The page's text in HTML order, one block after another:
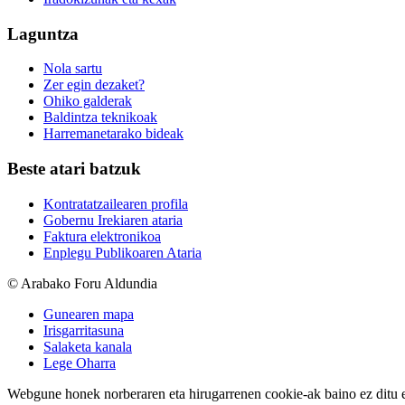
Laguntza
Nola sartu
Zer egin dezaket?
Ohiko galderak
Baldintza teknikoak
Harremanetarako bideak
Beste atari batzuk
Kontratatzailearen profila
Gobernu Irekiaren ataria
Faktura elektronikoa
Enplegu Publikoaren Ataria
© Arabako Foru Aldundia
Gunearen mapa
Irisgarritasuna
Salaketa kanala
Lege Oharra
Webgune honek norberaren eta hirugarrenen cookie-ak baino ez